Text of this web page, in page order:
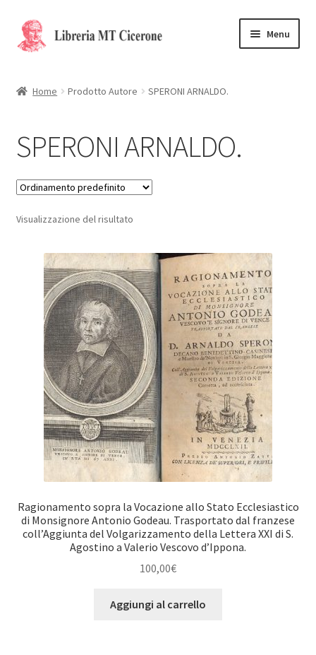
Vai
alla
Vai
al
Menu
La Storia
Contattaci
Cassa
Carrello
Privacy Policy
Home Prodotto Autore SPERONI ARNALDO.
SPERONI ARNALDO.
Visualizzazione del risultato
Ragionamento sopra la Vocazione allo Stato Ecclesiastico
di Monsignore Antonio Godeau. Trasportato dal franzese
coll’Aggiunta del Volgarizzamento della Lettera XXI di S.
Agostino a Valerio Vescovo d’Ippona.
100,00€
Aggiungi al carrello